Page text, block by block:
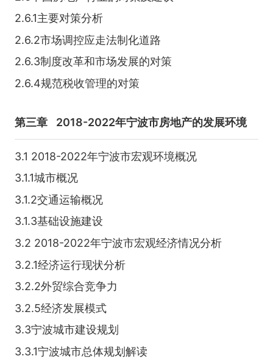
2.6.1主要对策分析
2.6.2市场调控应走法制化道路
2.6.3制度改革和市场发展的对策
2.6.4规范税收管理的对策
第三章 2018-2022年宁波市房地产的发展环境
3.1 2018-2022年宁波市宏观环境概况
3.1.1城市概况
3.1.2交通运输概况
3.1.3基础设施建设
3.2 2018-2022年宁波市宏观经济情况分析
3.2.1经济运行现状分析
3.2.2外贸综合竞争力
3.2.5经济发展模式
3.3宁波城市建设规划
3.3.1宁波城市总体规划解读